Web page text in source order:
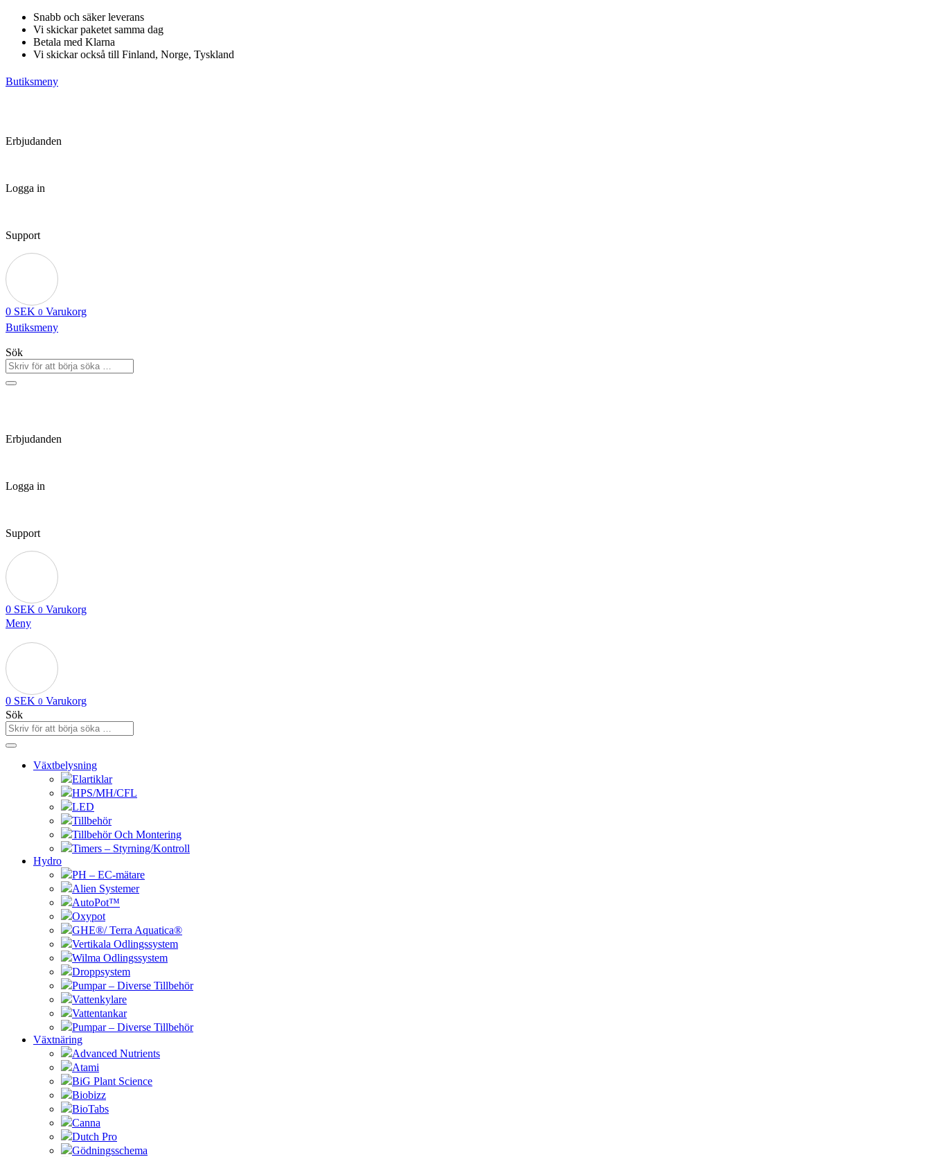
Hoppa
innehåll
Snabb och säker leverans
Vi skickar paketet samma dag
Betala med Klarna
Vi skickar också till Finland, Norge, Tyskland
Butiksmeny
Erbjudanden
Logga in
Support
0 SEK 0 Varukorg
Butiksmeny
Sök
Erbjudanden
Logga in
Support
0 SEK 0 Varukorg
Meny
0 SEK 0 Varukorg
Sök
Växtbelysning
Elartiklar
HPS/MH/CFL
LED
Tillbehör
Tillbehör Och Montering
Timers – Styrning/Kontroll
Hydro
PH – EC-mätare
Alien Systemer
AutoPot™
Oxypot
GHE®/ Terra Aquatica®
Vertikala Odlingssystem
Wilma Odlingssystem
Droppsystem
Pumpar – Diverse Tillbehör
Vattenkylare
Vattentankar
Pumpar – Diverse Tillbehör
Växtnäring
Advanced Nutrients
Atami
BiG Plant Science
Biobizz
BioTabs
Canna
Dutch Pro
Gödningsschema